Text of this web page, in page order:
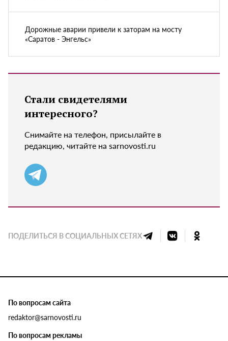
Дорожные аварии привели к заторам на мосту
«Саратов - Энгельс»
Стали свидетелями
интересного?
Снимайте на телефон, присылайте в
редакцию, читайте на sarnovosti.ru
ПОДЕЛИТЬСЯ В СОЦИАЛЬНЫХ СЕТЯХ
По вопросам сайта
redaktor@sarnovosti.ru
По вопросам рекламы